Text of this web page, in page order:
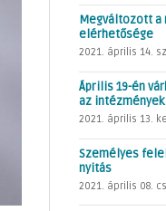
Megváltozott a
elérhetősége
2021. április 14.
Április 19-én
az
2021. április 13.
Személyes
nyitás
2021. április 08.